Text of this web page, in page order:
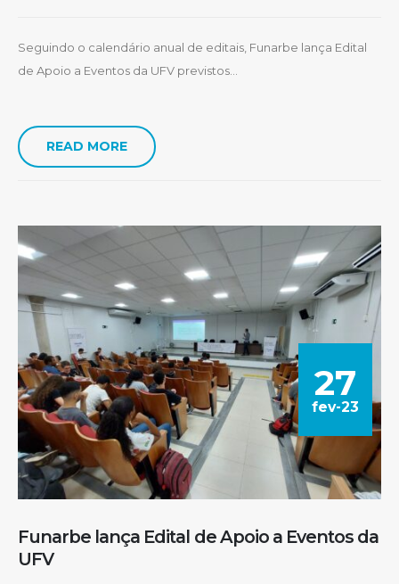
Seguindo o calendário anual de editais, Funarbe lança Edital
de Apoio a Eventos da UFV previstos...
READ MORE
27
fev-23
Funarbe lança Edital de Apoio a Eventos da
UFV